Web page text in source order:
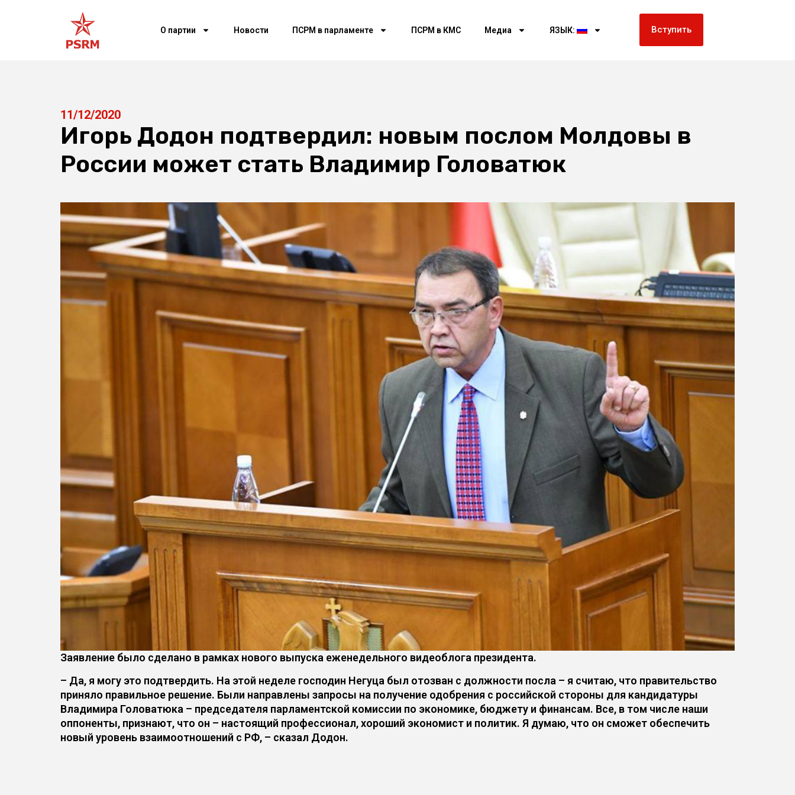
О партии Новости ПСРМ в парламенте ПСРМ в КМС Медиа ЯЗЫК: Вступить
11/12/2020
Игорь Додон подтвердил: новым послом Молдовы в
России может стать Владимир Головатюк
Заявление было сделано в рамках нового выпуска еженедельного видеоблога президента.
– Да, я могу это подтвердить. На этой неделе господин Негуца был отозван с должности посла – я считаю, что правительство
приняло правильное решение. Были направлены запросы на получение одобрения с российской стороны для кандидатуры
Владимира Головатюка – председателя парламентской комиссии по экономике, бюджету и финансам. Все, в том числе наши
оппоненты, признают, что он – настоящий профессионал, хороший экономист и политик. Я думаю, что он сможет обеспечить
новый уровень взаимоотношений с РФ, – сказал Додон.